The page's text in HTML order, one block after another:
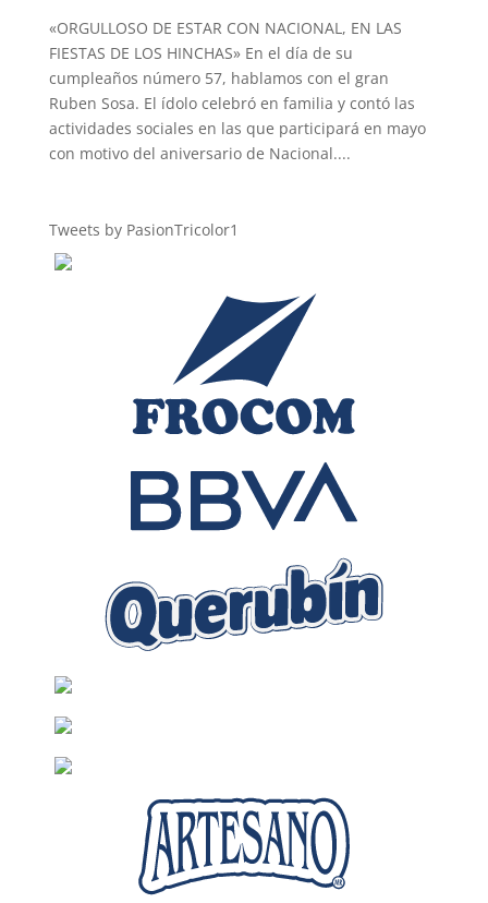
«ORGULLOSO DE ESTAR CON NACIONAL, EN LAS
FIESTAS DE LOS HINCHAS» En el día de su
cumpleaños número 57, hablamos con el gran
Ruben Sosa. El ídolo celebró en familia y contó las
actividades sociales en las que participará en mayo
con motivo del aniversario de Nacional....
Tweets by PasionTricolor1